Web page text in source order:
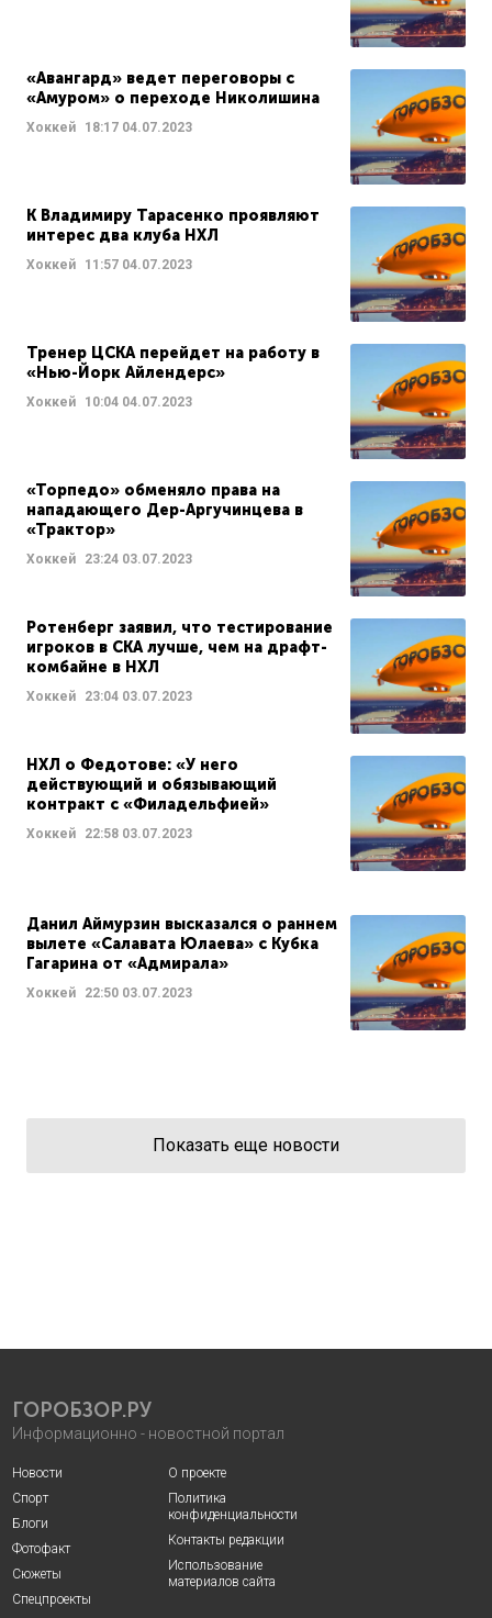
«Авангард» ведет переговоры с
«Амуром» о переходе Николишина
Хоккей 18:17 04.07.2023
К Владимиру Тарасенко проявляют
интерес два клуба НХЛ
Хоккей 11:57 04.07.2023
Тренер ЦСКА перейдет на работу в
«Нью-Йорк Айлендерс»
Хоккей 10:04 04.07.2023
«Торпедо» обменяло права на
нападающего Дер-Аргучинцева в
«Трактор»
Хоккей 23:24 03.07.2023
Ротенберг заявил, что тестирование
игроков в СКА лучше, чем на драфт-
комбайне в НХЛ
Хоккей 23:04 03.07.2023
НХЛ о Федотове: «У него
действующий и обязывающий
контракт с «Филадельфией»
Хоккей 22:58 03.07.2023
Данил Аймурзин высказался о раннем
вылете «Салавата Юлаева» с Кубка
Гагарина от «Адмирала»
Хоккей 22:50 03.07.2023
Показать еще новости
ГОРОБЗОР.РУ
Информационно - новостной портал
Новости
Спорт
Блоги
Фотофакт
Сюжеты
Спецпроекты
О проекте
Политика
конфиденциальности
Контакты редакции
Использование
материалов сайта